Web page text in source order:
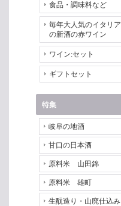
食品・調味料など
毎年大人気のイタリア
の新酒の赤ワイン
ワイン:セット
ギフトセット
特集
岐阜の地酒
甘口の日本酒
原料米 山田錦
原料米 雄町
生酛造り・山廃仕込み